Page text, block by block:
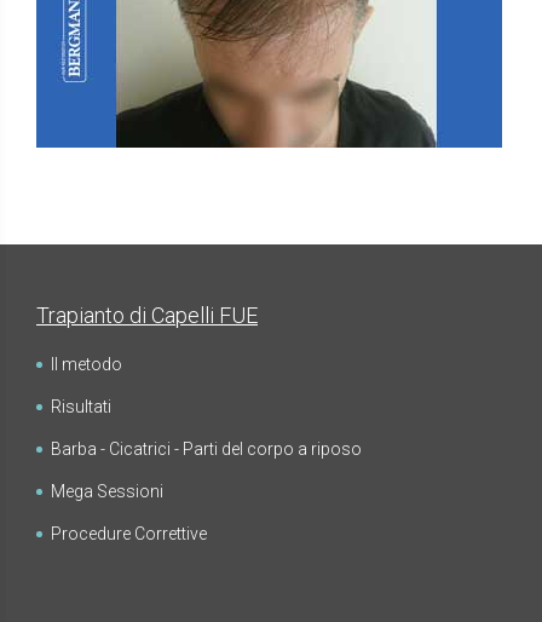
FUE - Risultati - Gallerie Fotografiche TIMELINES
Trapianto di Capelli FUE
Il metodo
Risultati
Barba - Cicatrici - Parti del corpo a riposo
Mega Sessioni
Procedure Correttive